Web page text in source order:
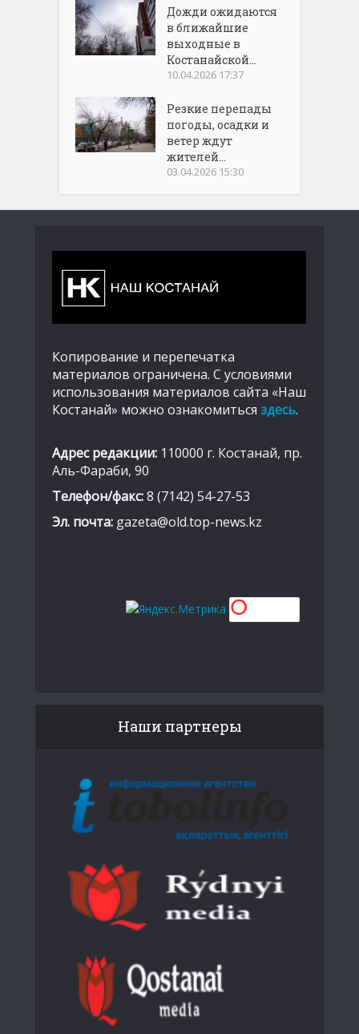
Дожди ожидаются
в ближайшие
выходные в
Костанайской...
10.04.2026 17:37
Резкие перепады
погоды, осадки и
ветер ждут
жителей...
03.04.2026 15:30
Копирование и перепечатка
материалов ограничена. С условиями
использования материалов сайта «Наш
Костанай» можно ознакомиться здесь.
Адрес редакции: 110000 г. Костанай, пр.
Аль-Фараби, 90
Телефон/факс:8 (7142) 54-27-53
Эл. почта: gazeta@old.top-news.kz
Наши партнеры